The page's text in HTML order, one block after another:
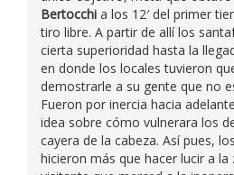
Bertocchi a los 12′ del primer
tiro libre. A partir de allí los
cierta superioridad hasta la
en donde los locales tuvieron
demostrarle a su gente que no
Fueron por inercia hacia
idea sobre cómo vulnerara los
cayera de la cabeza. Así pues,
hicieron más que hacer lucir a la